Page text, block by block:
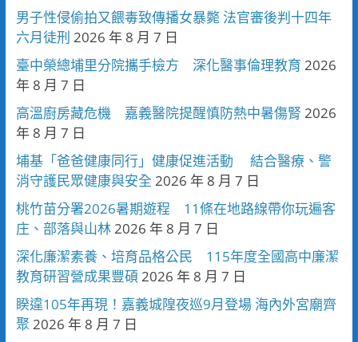
男子性侵偷拍又餵毒致傳播女暴斃 法官審後判十四年
六月徒刑 2026 年 8 月 7 日
臺中榮總埔里分院攜手檢方 深化醫事倫理教育 2026
年 8 月 7 日
高溫廚房藏危機 嘉義醫院提醒慎防熱中暑傷腎 2026
年 8 月 7 日
埔基「爸爸健康同行」健康促進活動 結合醫療、警
消守護民眾健康與安全 2026 年 8 月 7 日
桃竹苗分署2026暑期遊程 11條在地路線帶你玩遍客
庄、部落與山林2026 年 8 月 7 日
深化廉潔素養、培育品格公民 115年度全國高中廉潔
教育研習營成果豐碩 2026 年 8 月 7 日
睽違105年再現！嘉義城隍夜巡9月登場 海內外宮廟齊
聚 2026 年 8 月 7 日